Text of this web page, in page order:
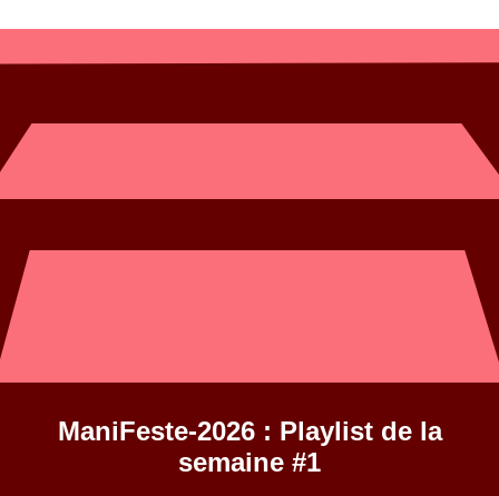
ManiFeste-2026 : Playlist de la
semaine #1